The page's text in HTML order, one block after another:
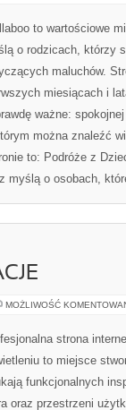
to wartościowe
o rodzicach, którzy
maluchów.
miesiącach i
ważne:
można znaleźć
to: Podróże z
myślą o osobach,
MOŻLIWOŚĆ
strona
to miejsce
funkcjonalnych
oraz przestrzeni